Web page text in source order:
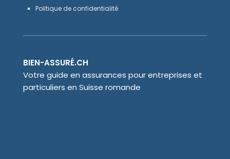
Politique de confidentialité
BIEN-ASSURÉ.CH
Votre guide en assurances pour entreprises et
particuliers en Suisse romande